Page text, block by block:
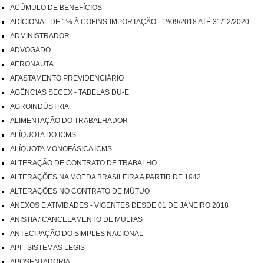
ACÚMULO DE BENEFÍCIOS
ADICIONAL DE 1% À COFINS-IMPORTAÇÃO - 1º/09/2018 ATÉ 31/12/2020
ADMINISTRADOR
ADVOGADO
AERONAUTA
AFASTAMENTO PREVIDENCIÁRIO
AGÊNCIAS SECEX - TABELAS DU-E
AGROINDÚSTRIA
ALIMENTAÇÃO DO TRABALHADOR
ALÍQUOTA DO ICMS
ALÍQUOTA MONOFÁSICA ICMS
ALTERAÇÃO DE CONTRATO DE TRABALHO
ALTERAÇÕES NA MOEDA BRASILEIRA A PARTIR DE 1942
ALTERAÇÕES NO CONTRATO DE MÚTUO
ANEXOS E ATIVIDADES - VIGENTES DESDE 01 DE JANEIRO 2018
ANISTIA / CANCELAMENTO DE MULTAS
ANTECIPAÇÃO DO SIMPLES NACIONAL
API - SISTEMAS LEGIS